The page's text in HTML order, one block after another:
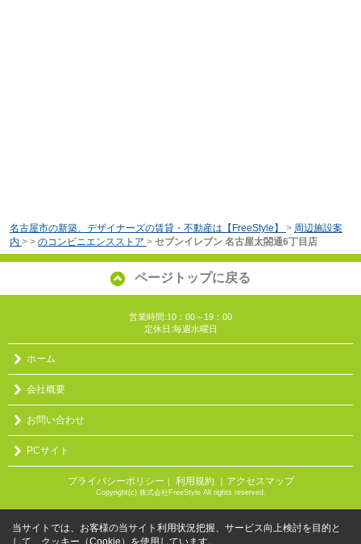
名古屋市の新築、デザイナーズの賃貸・不動産は【FreeStyle】 > 周辺施設案
内 > > のコンビニエンスストア > セブンイレブン 名古屋太閤通6丁目店
ページトップに戻る
営業時間:10：00～19：00
定休日:毎週水曜日
ホーム
会社概要
お問い合わせ
PCサイト
プライバシーポリシー 利用規約 ｜アクセスマップ
Copyright(c) 株式会社FreeStyle All rights reserved.
当サイトでは、お客様の当サイト利用状況把握、サービス向上検討を目的と
して、クッキー（Cookie）を使用しています。